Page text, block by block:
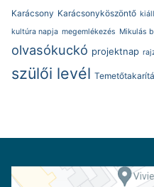
Karácsony Karácsonyköszöntő
kultúra napja megemlékezés Mikulás
olvasókuckó projektnap
szülői levél